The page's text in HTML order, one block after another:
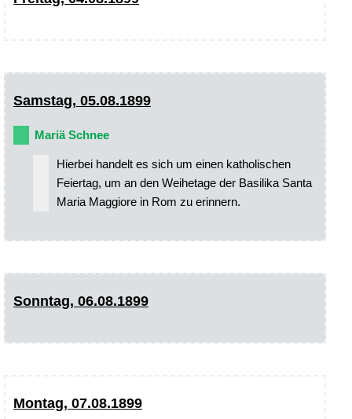
Samstag, 05.08.1899
Mariä Schnee
Hierbei handelt es sich um einen katholischen
Feiertag, um an den Weihetage der Basilika Santa
Maria Maggiore in Rom zu erinnern.
Sonntag, 06.08.1899
Montag, 07.08.1899